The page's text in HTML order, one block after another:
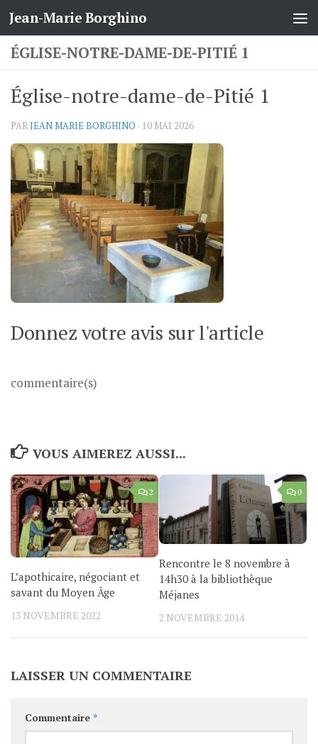
Skip to content
Jean-Marie Borghino
ÉGLISE-NOTRE-DAME-DE-PITIÉ 1
Église-notre-dame-de-Pitié 1
PARJEAN MARIE BORGHINO · 10 MAI 2026
Donnez votre avis sur l'article
commentaire(s)
VOUS AIMEREZ AUSSI...
2
L’apothicaire, négociant et
savant du Moyen Âge
13 NOVEMBRE 2022
0
Rencontre le 8 novembre à
14h30 à la bibliothèque
Méjanes
2 NOVEMBRE 2014
LAISSER UN COMMENTAIRE
Commentaire *